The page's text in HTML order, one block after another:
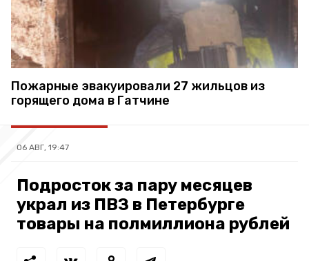
Пожарные эвакуировали 27 жильцов из
горящего дома в Гатчине
06 АВГ, 19:47
Подросток за пару месяцев
украл из ПВЗ в Петербурге
товары на полмиллиона рублей